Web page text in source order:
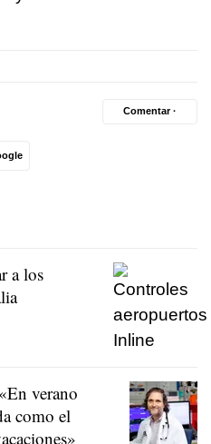
Comentar ·
a los
verano
como el